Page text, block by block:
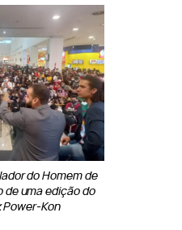
do Homem de
de uma edição do
Power-Kon